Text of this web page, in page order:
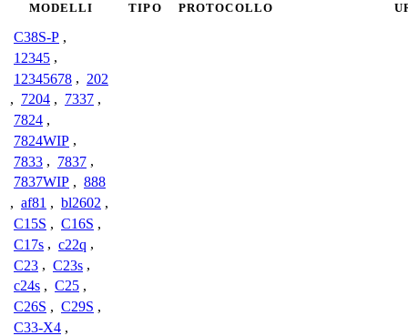
MODELLI TIPO PROTOCOLLO
C38S-P ,
12345 ,
12345678 , 202
, 7204 , 7337 ,
7824 ,
7824WIP ,
7833 , 7837 ,
7837WIP , 888
, af81 , bl2602 ,
C15S , C16S ,
C17s , c22q ,
C23 , C23s ,
c24s , C25 ,
C26S , C29S ,
C33-X4 ,